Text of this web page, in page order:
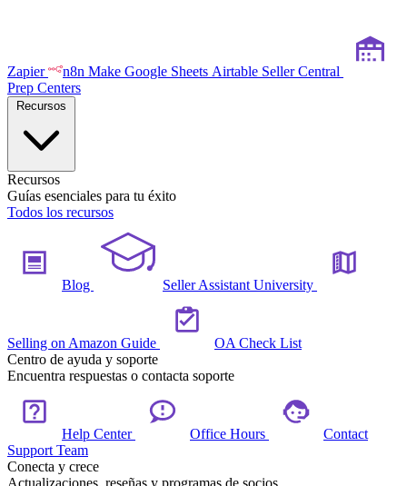
Zapier n8n Make Google Sheets Airtable Seller Central
Prep Centers
Recursos
Guías esenciales para tu éxito
Todos los recursos
Blog Seller Assistant University
Selling on Amazon Guide
OA Check List
Centro de ayuda y soporte
Encuentra respuestas o contacta soporte
Help Center Office Hours
Contact
Support Team
Conecta y crece
Actualizaciones, reseñas y programas de socios